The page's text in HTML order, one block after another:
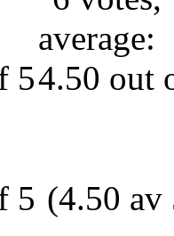
(4.50 av